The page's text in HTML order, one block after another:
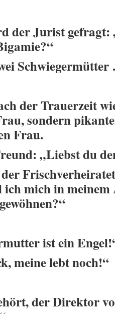
der Jurist gefragt:
der Trauerzeit
sondern
Frau.
„Liebst du
mich in meinem
ist ein
meine lebt noch!“
der Direktor